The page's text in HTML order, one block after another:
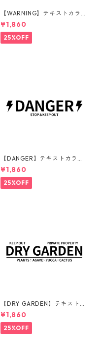
【WARNING】テキストカラ
ー：白 | ステッカー | ドライガ
ーデン | アガベ | 看板 | サイン
プレート | 監視カメラ | 庭 | 外
構
¥1,860
25%OFF
【DANGER】テキストカラ
ー：黒 | ステッカー | ドライガ
ーデン | アガベ | 看板 | サイン
プレート | 危険 | 立ち入り禁止
| 庭 | 外構
¥1,860
25%OFF
【DRY GARDEN】テキストカ
ラー：黒 | ステッカー | ドライ
ガーデン | アガベ | 看板 | サイ
ンプレート | 庭 | 外構
¥1,860
25%OFF